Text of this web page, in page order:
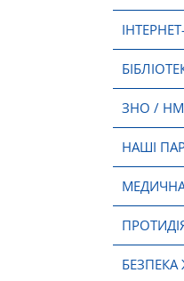
ЗНО /
НАШІ
БЕЗПЕКА